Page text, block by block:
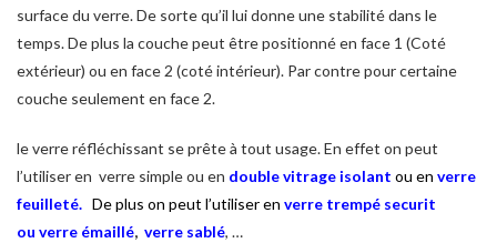
surface du verre. De sorte qu’il lui donne une stabilité dans le
temps. De plus la couche peut être positionné en face 1 (Coté
extérieur) ou en face 2 (coté intérieur). Par contre pour certaine
couche seulement en face 2.
le verre réfléchissant se prête à tout usage. En effet on peut
l’utiliser en verre simple ou en double vitrage isolant ou en verre
feuilleté. De plus on peut l’utiliser en verre trempé securit
ou verre émaillé, verre sablé, …